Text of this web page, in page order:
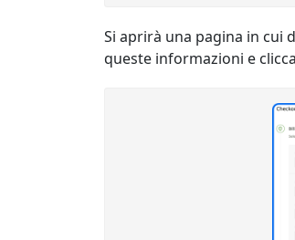
Si aprirà una pagina in cui
queste informazioni e